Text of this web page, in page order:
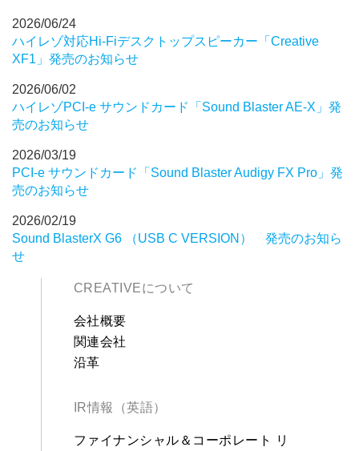
2026/06/24
ハイレゾ対応Hi-Fiデスクトップスピーカー「Creative
XF1」発売のお知らせ
2026/06/02
ハイレゾPCI-e サウンドカード「Sound Blaster AE-X」発
売のお知らせ
2026/03/19
PCI-e サウンドカード「Sound Blaster Audigy FX Pro」発
売のお知らせ
2026/02/19
Sound BlasterX G6 （USB C VERSION） 発売のお知ら
せ
CREATIVEについて
会社概要
関連会社
沿革
IR情報（英語）
ファイナンシャル＆コーポレート リ